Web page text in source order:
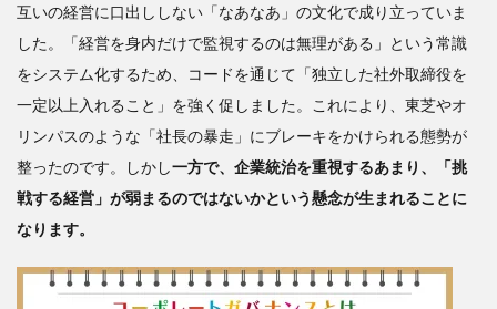
互いの経営に口出ししない「なあなあ」の文化で成り立っていま
した。「経営を身内だけで監視するのは無理がある」という常識
をシステム化するため、コードを通じて「独立した社外取締役を
一定以上入れること」を強く促しました。これにより、東芝やオ
リンパスのような「社長の暴走」にブレーキをかけられる態勢が
整ったのです。しかし一方で、企業統治を重視するあまり、「挑
戦する経営」が弱まるのではないかという懸念が生まれることに
なります。